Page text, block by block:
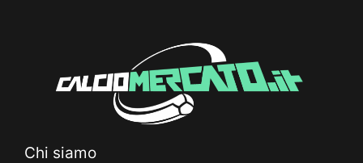
Chi siamo